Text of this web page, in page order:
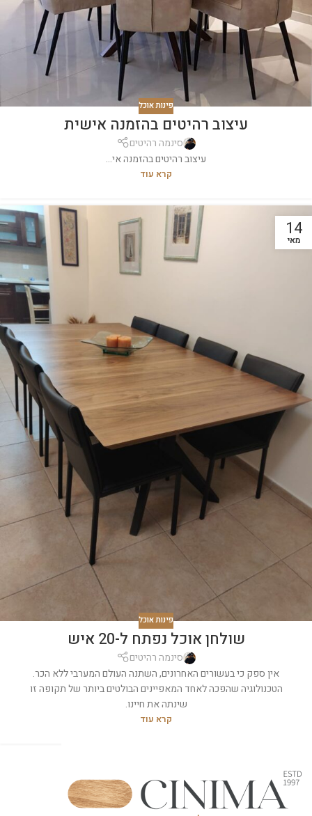
פינות אוכל
עיצוב רהיטים בהזמנה אישית
סינמה רהיטים
עיצוב רהיטים בהזמנה אי...
קרא עוד
14
מאי
פינות אוכל
שולחן אוכל נפתח ל-20 איש
סינמה רהיטים
אין ספק כי בעשורים האחרונים, השתנה העולם המערבי ללא הכר.
הטכנולוגיה שהפכה לאחד המאפיינים הבולטים ביותר של תקופה זו
שינתה את חיינו.
קרא עוד